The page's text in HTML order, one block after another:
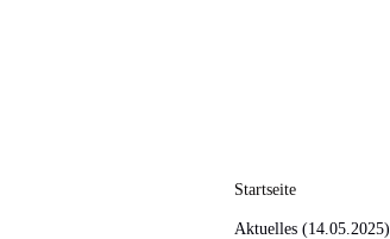
Startseite
Aktuelles (14.05.2025)